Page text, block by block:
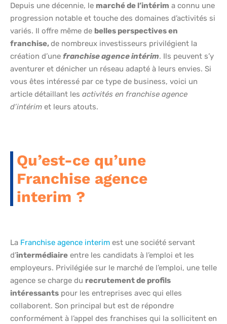
Depuis une décennie, le marché de l’intérim a connu une
progression notable et touche des domaines d’activités si
variés. Il offre même de belles perspectives en
franchise,de nombreux investisseurs privilégient la
création d’une franchise agence intérim. Ils peuvent s’y
aventurer et dénicher un réseau adapté à leurs envies. Si
vous êtes intéressé par ce type de business, voici un
article détaillant les activités en franchise agence
d’intérim et leurs atouts.
Qu’est-ce qu’une
Franchise agence
interim ?
La Franchise agence interim est une société servant
d’intermédiaire entre les candidats à l’emploi et les
employeurs. Privilégiée sur le marché de l’emploi, une telle
agence se charge du recrutement de profils
intéressants pour les entreprises avec qui elles
collaborent. Son principal but est de répondre
conformément à l’appel des franchises qui la sollicitent en